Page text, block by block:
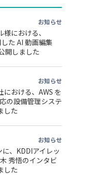
お知らせ
における、
た AI 動画編集
開しました
お知らせ
における、AWS を
の設備管理システ
した
お知らせ
、KDDIアイレッ
秀悟のインタビ
した